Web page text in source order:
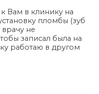
к Вам в клинику на
пломбы (зуб
не
записал была на
работаю в другом